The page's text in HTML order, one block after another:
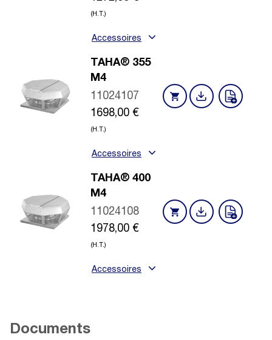
(H.T.)
Accessoires
TAHA® 355
M4
11024107
1698,00 €
(H.T.)
Accessoires
TAHA® 400
M4
11024108
1978,00 €
(H.T.)
Accessoires
Documents